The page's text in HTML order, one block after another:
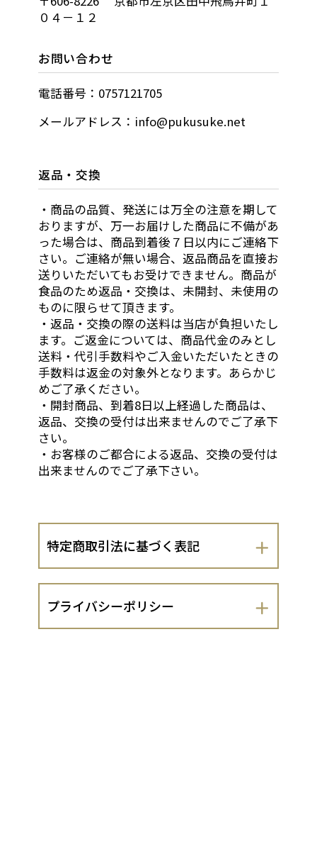
０４－１２
お問い合わせ
電話番号：0757121705
メールアドレス：info@pukusuke.net
返品・交換
・商品の品質、発送には万全の注意を期して
おりますが、万一お届けした商品に不備があ
った場合は、商品到着後７日以内にご連絡下
さい。ご連絡が無い場合、返品商品を直接お
送りいただいてもお受けできません。商品が
食品のため返品・交換は、未開封、未使用の
ものに限らせて頂きます。
・返品・交換の際の送料は当店が負担いたし
ます。ご返金については、商品代金のみとし
送料・代引手数料やご入金いただいたときの
手数料は返金の対象外となります。あらかじ
めご了承ください。
・開封商品、到着8日以上経過した商品は、
返品、交換の受付は出来ませんのでご了承下
さい。
・お客様のご都合による返品、交換の受付は
出来ませんのでご了承下さい。
特定商取引法に基づく表記
会社名
ハーブ専門店ぷくすけ
プライバシーポリシー